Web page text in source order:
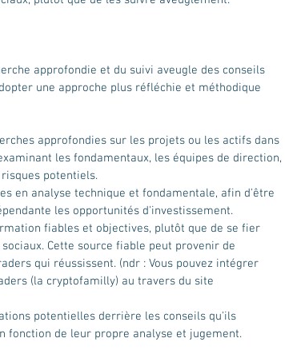
approfondie et du suivi aveugle des conseils
une approche plus réfléchie et méthodique
approfondies sur les projets ou les actifs dans
les fondamentaux, les équipes de direction,
potentiels.
en analyse technique et fondamentale, afin d'être
les opportunités d'investissement.
fiables et objectives, plutôt que de se fier
Cette source fiable peut provenir de
qui réussissent. (ndr : Vous pouvez intégrer
(la cryptofamilly) au travers du site
potentielles derrière les conseils qu'ils
fonction de leur propre analyse et jugement.